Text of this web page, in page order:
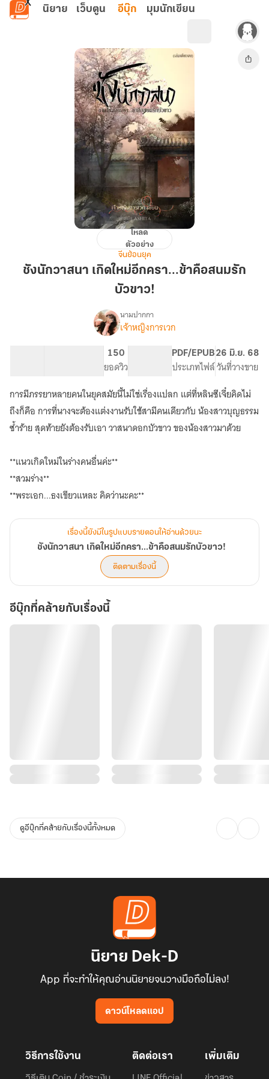
ข้ามไปยังเนื้อหาหลัก
นิยาย เว็บตูน อีบุ๊ก มุมนักเขียน
วาสนา
ครา...ข้า
บัวขาว!
โหลด
ตัวอย่าง
จีนย้อนยุค
ชังนักวาสนา เกิดใหม่อีกครา...ข้าคือสนมรัก
บัวขาว!
เรื่อง
ชัง
ใหม่
อีก
ครา...ข้า
คือ
สนม
นามปากกา
เจ้าหญิงการเวก
150
ยอดวิว
PDF/EPUB
ประเภทไฟล์
26 มิ.ย. 68
วันที่วางขาย
การมีภรรยาหลายคนในยุคสมัยนี้ไม่ใช่เรื่องแปลก แต่ที่หลินซีเจี๋ยคิดไม่
ถึงก็คือ การที่นางจะต้องแต่งงานรับใช้สามีคนเดียวกับ น้องสาวบุญธรรม
ซ้ำร้าย สุดท้ายยังต้องรับเอา วาสนาดอกบัวขาว ของน้องสาวมาด้วย
**แนวเกิดใหม่ในร่างคนอื่นค่ะ**
**สวมร่าง**
**พระเอก...ธงเขียวแหละ คิดว่านะคะ**
เรื่องนี้ยังมีในรูปแบบรายตอนให้อ่านด้วยนะ
ชังนักวาสนา เกิดใหม่อีกครา...ข้าคือสนมรักบัวขาว!
ติดตามเรื่องนี้
อีบุ๊กที่คล้ายกับเรื่องนี้
ดูอีบุ๊กที่คล้ายกับเรื่องนี้ทั้งหมด
นิยาย Dek-D
App ที่จะทำให้คุณอ่านนิยายจนวางมือถือไม่ลง!
ดาวน์โหลดแอป
วิธีการใช้งาน ติดต่อเรา เพิ่มเติม